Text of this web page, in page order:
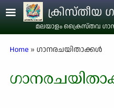
Skip to main content
ക്രിസ്തീയ
മലയാളം ക്രൈസ്തവ
Breadcrumb
Home ഗാനരചയിതാക്കള്‍